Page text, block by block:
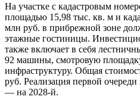
На участке с кадастровым
площадью 15,98 тыс. кв. м и
млн руб. в прибрежной зоне
этажные гостиницы.
также включает в себя
92 машины, смотровую
инфраструктуру. Общая
руб. Реализация первой
— на 2028-й.